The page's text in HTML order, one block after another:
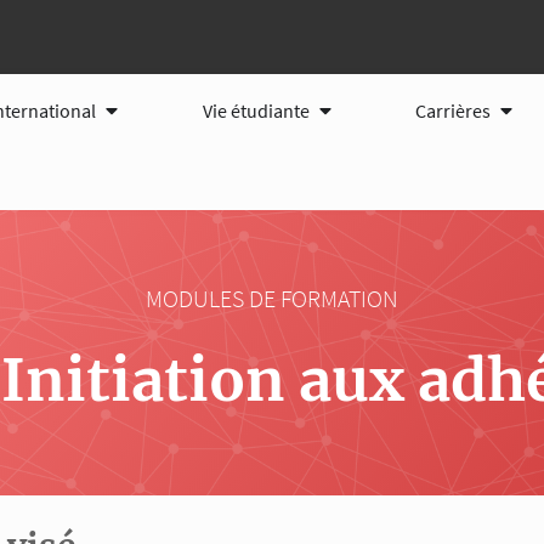
Ouvrir International
Vie étudiante Ouvrir Vie étudiante
Carrières
MODULES DE FORMATION
Initiation aux